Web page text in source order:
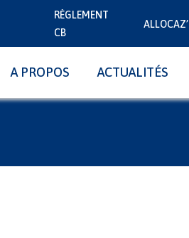
RÈGLEMENT
CB
ALLOCAZ’
A PROPOS ACTUALITÉS